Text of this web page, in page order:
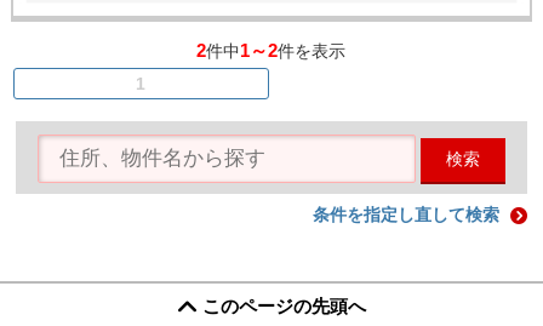
2件中1～2件を表示
1
検索
条件を指定し直して検索
このページの先頭へ